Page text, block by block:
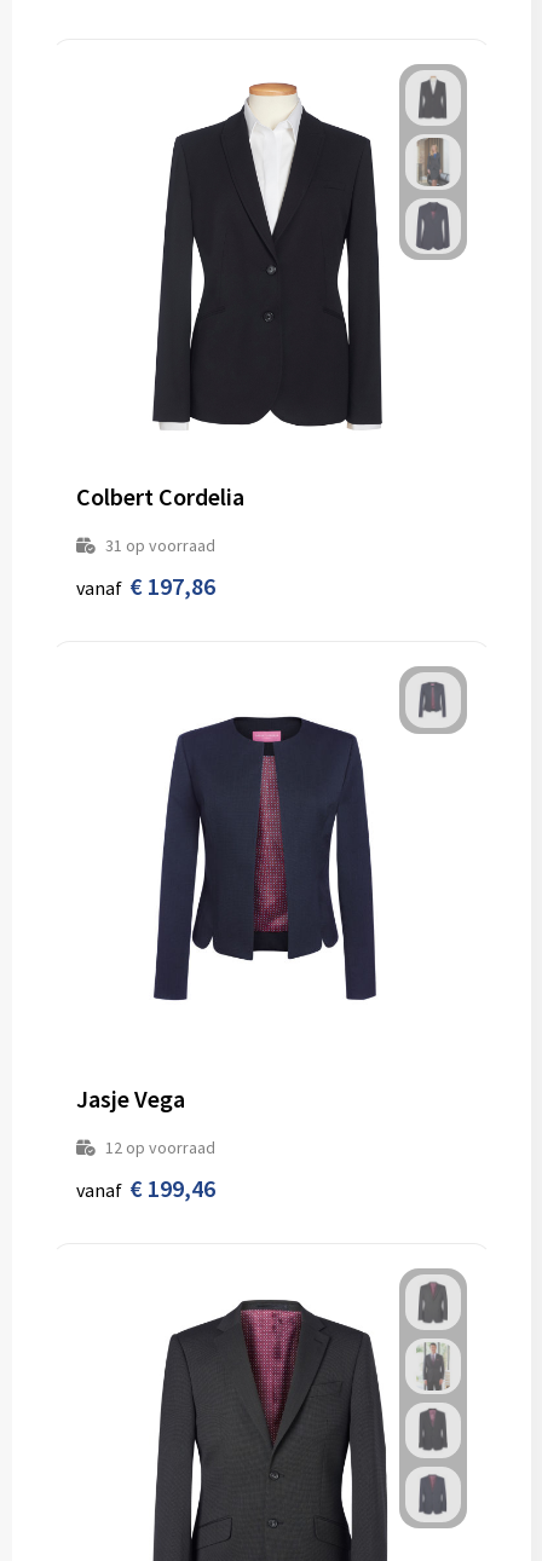
Colbert Cordelia
31 op voorraad
vanaf € 197,86
Jasje Vega
12op voorraad
vanaf € 199,46